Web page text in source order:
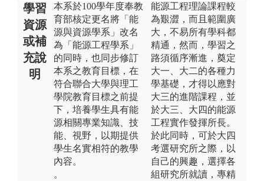
學習
資源
或補
充說
明
本系於100學年度奉教
育部核定更名將「能
源與資源學系」改名
為「能源工程學系」
的同時，也同步修訂
本系之教育目標，在
符合聯合大學與理工
學院教育目標之前提
下，培養學生具有能
源相關專業知識、技
能、視野，以期提供
學生名實相符的教學
內容。
。
能源工程理論課程較
為艱澀，而且範圍廣
大，不易所有學科都
精通，然而，學習之
路須循序漸進，奠定
大一、大二的各種力
學基礎，才得以應對
大三的進階課程，並
於大三、大四的能源
工程實作發揮所長。
於此同時，可於大四
考選研究所之際，以
自己的興趣，選擇各
組研究所就讀，專精